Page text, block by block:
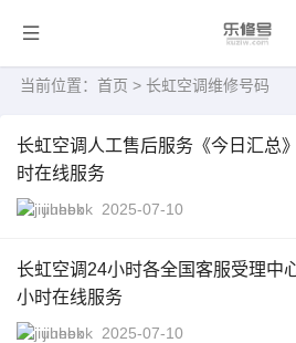
当前位置： 首页 > 长虹空调维修号码
长虹空调人工售后服务《今日汇总
时在线服务
jiuhebk 2025-07-10
长虹空调24小时各全国客服受理中
小时在线服务
jiuhebk 2025-07-10